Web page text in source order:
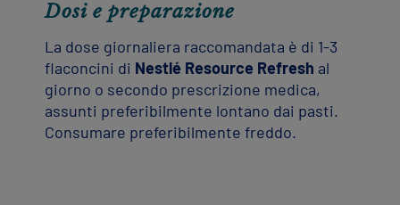
Dosi e preparazione
La dose giornaliera raccomandata è di 1-3
flaconcini di Nestlé Resource Refresh al
giorno o secondo prescrizione medica,
assunti preferibilmente lontano dai pasti.
Consumare preferibilmente freddo.